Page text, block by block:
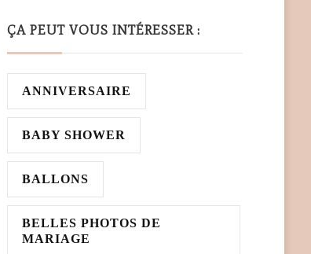
ÇA PEUT VOUS INTÉRESSER :
ANNIVERSAIRE
BABY SHOWER
BALLONS
BELLES PHOTOS DE
MARIAGE